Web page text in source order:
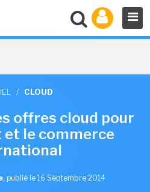
/ CLOUD
offres cloud pour
le commerce
, publié le 16 Septembre 2014